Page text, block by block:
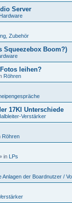
Server
Hardware
Zubehör
Squeezebox Boom?)
leihen?
Röhren
17KI Unterschiede
Verstärker
Röhren
in LPs
Anlagen der Boardnutzer /